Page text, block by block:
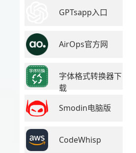
GPTsapp入口
AirOps官方网
字体格式转换器下
载
Smodin电脑版
CodeWhisp